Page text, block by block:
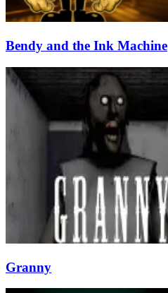
Bendy and the Ink Machine
Granny